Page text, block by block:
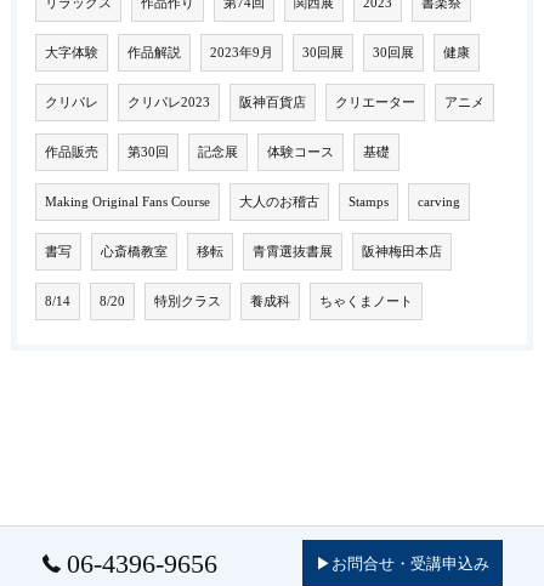
大字体験 作品解説 2023年9月 30回展 30回展 健康
クリパレ クリパレ2023 阪神百貨店 クリエーター アニメ
作品販売 第30回 記念展 体験コース 基礎
Making Original Fans Course 大人のお稽古 Stamps carving
書写 心斎橋教室 移転 青霄選抜書展 阪神梅田本店
8/14 8/20 特別クラス 養成科 ちゃくまノート
06-4396-9656 ▶お問合せ・受講申込み